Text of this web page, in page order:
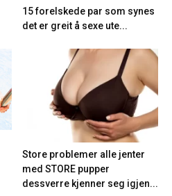
15 forelskede par som synes
det er greit å sexe ute...
Store problemer alle jenter
med STORE pupper
dessverre kjenner seg igjen...